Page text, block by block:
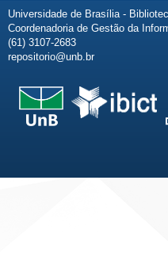
Universidade de Brasília -
Coordenadoria de Gestão da
(61) 3107-2683
repositorio@unb.br